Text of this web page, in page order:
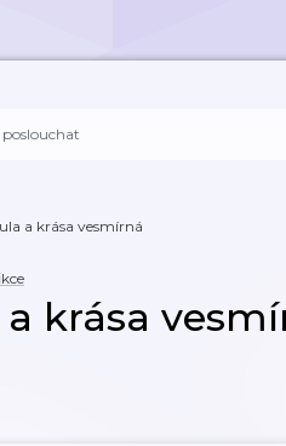
a krása vesmírná
krása